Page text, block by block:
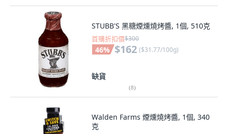
STUBB'S 黑糖煙燻燒烤醬, 1個, 510克
首購折扣價$300
46% $162 ($31.77/100g)
缺貨
(8)
Walden Farms 煙燻燒烤醬, 1個, 340
克